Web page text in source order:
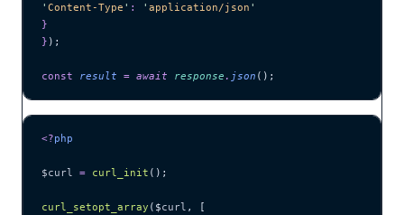
' Content-Type ' : ' application/json '
}
} );
const result = await response . json ();
<?php
$curl = curl_init ();
curl_setopt_array ($curl ,
[